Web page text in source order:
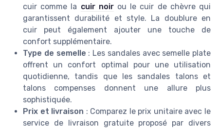
cuir comme la cuir noirou le cuir de chèvre qui
garantissent durabilité et style. La doublure en
cuir peut également ajouter une touche de
confort supplémentaire.
Type de semelle : Les sandales avec semelle plate
offrent un confort optimal pour une utilisation
quotidienne, tandis que les sandales talons et
talons compenses donnent une allure plus
sophistiquée.
Prix et livraison : Comparez le prix unitaire avec le
service de livraison gratuite proposé par divers